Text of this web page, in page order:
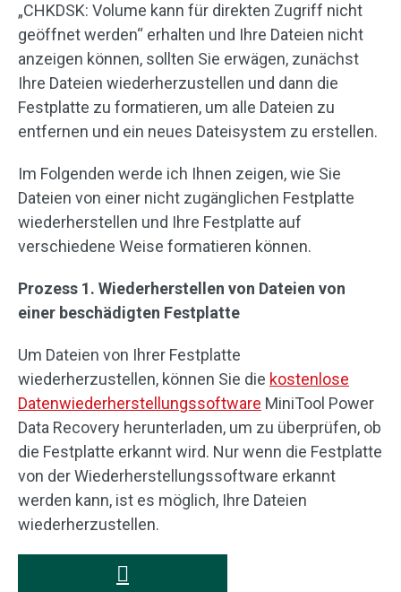
„CHKDSK: Volume kann für direkten Zugriff nicht
geöffnet werden“ erhalten und Ihre Dateien nicht
anzeigen können, sollten Sie erwägen, zunächst
Ihre Dateien wiederherzustellen und dann die
Festplatte zu formatieren, um alle Dateien zu
entfernen und ein neues Dateisystem zu erstellen.
Im Folgenden werde ich Ihnen zeigen, wie Sie
Dateien von einer nicht zugänglichen Festplatte
wiederherstellen und Ihre Festplatte auf
verschiedene Weise formatieren können.
Prozess 1. Wiederherstellen von Dateien von
einer beschädigten Festplatte
Um Dateien von Ihrer Festplatte
wiederherzustellen, können Sie die kostenlose
Datenwiederherstellungssoftware MiniTool Power
Data Recovery herunterladen, um zu überprüfen, ob
die Festplatte erkannt wird. Nur wenn die Festplatte
von der Wiederherstellungssoftware erkannt
werden kann, ist es möglich, Ihre Dateien
wiederherzustellen.